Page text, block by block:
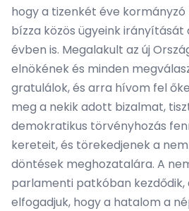
hogy a tizenkét éve
bízza közös ügyeink
évben is. Megalakult az új
elnökének és minden
gratulálok, és arra hívom fel
meg a nekik adott bizalmat,
demokratikus törvényhozás
kereteit, és törekedjenek a
döntések meghozatalára. A
parlamenti patkóban kezdődik,
elfogadjuk, hogy a hatalom a